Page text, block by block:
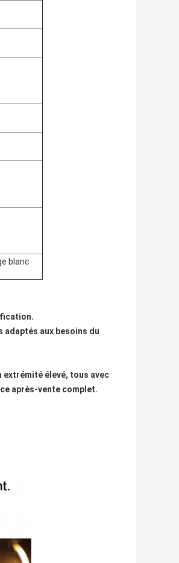
blanc
aux besoins du
élevé, tous avec
après-vente complet.